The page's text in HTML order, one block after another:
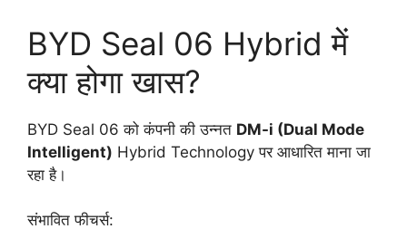
BYD Seal 06 Hybrid में
क्या होगा खास?
BYD Seal 06 को कंपनी की उन्नत DM-i (Dual Mode
Intelligent) Hybrid Technology पर आधारित माना जा
रहा है।
संभावित फीचर्स: